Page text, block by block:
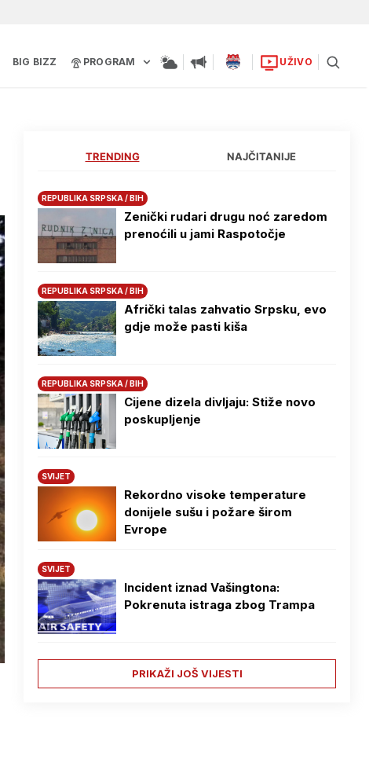
BIG BIZZ PROGRAM UŽIVO
TRENDING NAJČITANIJE
REPUBLIKA SRPSKA / BIH
Zenički rudari drugu noć zaredom
prenoćili u jami Raspotočje
REPUBLIKA SRPSKA / BIH
Afrički talas zahvatio Srpsku, evo
gdje može pasti kiša
REPUBLIKA SRPSKA / BIH
Cijene dizela divljaju: Stiže novo
poskupljenje
SVIJET
Rekordno visoke temperature
donijele sušu i požare širom
Evrope
SVIJET
Incident iznad Vašingtona:
Pokrenuta istraga zbog Trampa
PRIKAŽI JOŠ VIJESTI